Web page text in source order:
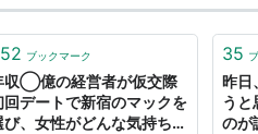
ブックマーク
収◯億の経営者が仮交際
回デートで新宿のマックを
び、女性がどんな気持ちで
35
昨日
うと
のが